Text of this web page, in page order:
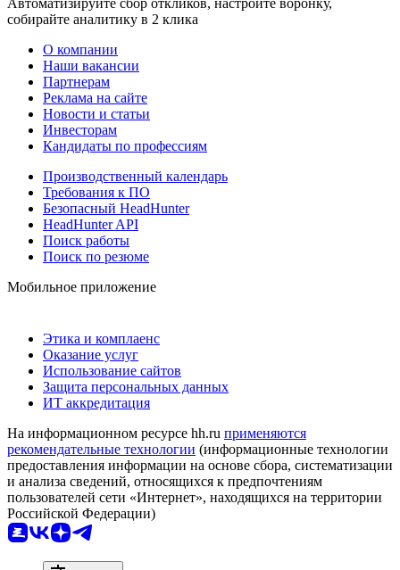
собирайте аналитику в 2 клика
О компании
Наши вакансии
Партнерам
Реклама на сайте
Новости и статьи
Инвесторам
Кандидаты по профессиям
Производственный календарь
Требования к ПО
Безопасный HeadHunter
HeadHunter API
Поиск работы
Поиск по резюме
Мобильное приложение
Этика и комплаенс
Оказание услуг
Использование сайтов
Защита персональных данных
ИТ аккредитация
На информационном ресурсе hh.ru применяются
рекомендательные технологии (информационные технологии
предоставления информации на основе сбора, систематизации
и анализа сведений, относящихся к предпочтениям
пользователей сети «Интернет», находящихся на территории
Российской Федерации)